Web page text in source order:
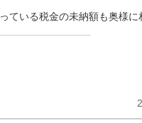
いる税金の未納額も奥様に